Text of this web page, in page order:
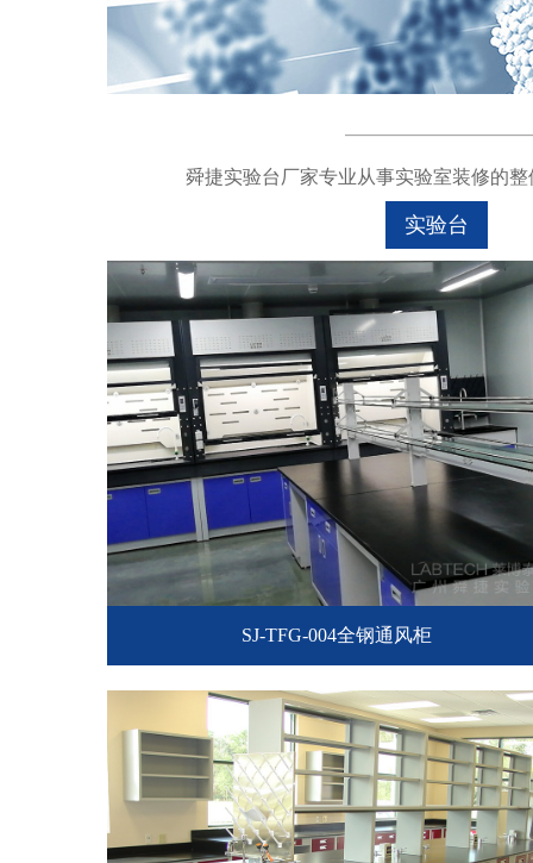
舜捷实验台厂家专业从事实验室装修的
实验台
SJ-TFG-004全钢通风柜